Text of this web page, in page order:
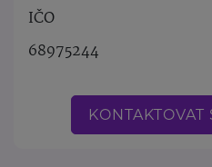
IČO
68975244